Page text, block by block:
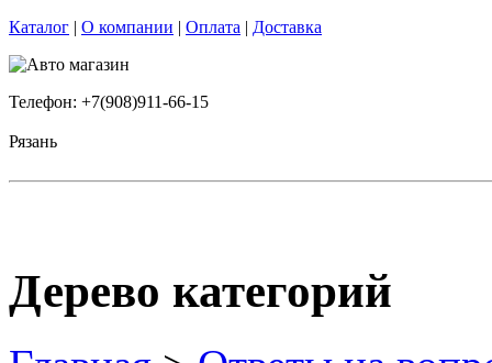
Каталог | О компании | Оплата | Доставка
Телефон: +7(908)911-66-15
Рязань
Дерево категорий